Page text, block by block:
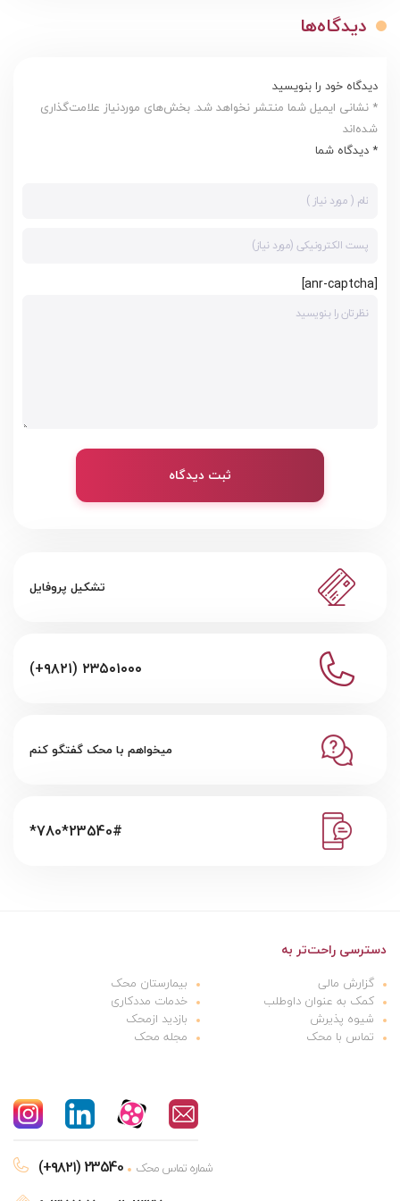
دیدگاه‌ها
دیدگاه خود را بنویسید
* نشانی ایمیل شما منتشر نخواهد شد. بخش‌های موردنیاز علامت‌گذاری
شده‌اند
* دیدگاه شما
[anr-captcha]
ثبت دیدگاه
تشکیل پروفایل
(+۹۸۲۱) ۲۳۵۰۱۰۰۰
میخواهم با محک گفتگو کنم
*780*23540#
دسترسی راحت‌تر به
گزارش مالی
بیمارستان محک
کمک به عنوان داوطلب
خدمات مددکاری
شیوه پذیرش
بازدید ازمحک
تماس با محک
مجله محک
(+۹۸۲۱) 23540 شماره تماس محک